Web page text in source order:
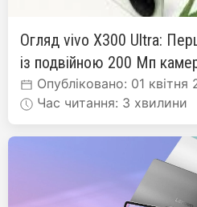
Огляд vivo X300 Ultra:
із подвійною 200 Мп
Опубліковано: 01 квітня
Час читання: 3 хвилини